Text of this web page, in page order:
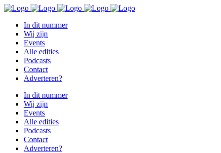
In dit nummer
Wij zijn
Events
Alle edities
Podcasts
Contact
Adverteren?
In dit nummer
Wij zijn
Events
Alle edities
Podcasts
Contact
Adverteren?